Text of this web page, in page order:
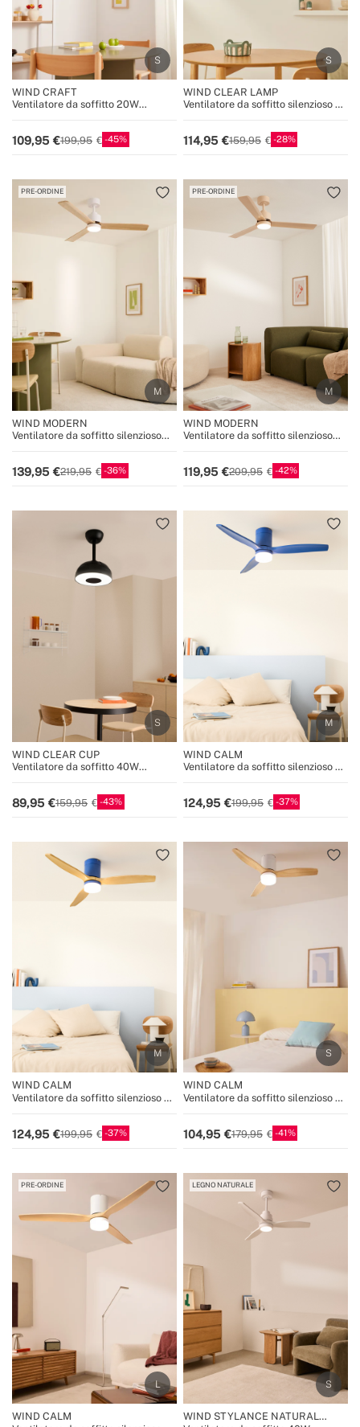
WIND CRAFT
Ventilatore da soffitto 20W
109,95 199,95 45
WIND CLEAR LAMP
Ventilatore da soffitto silenzioso da
114,95 159,95 28
PRE-ORDINE
WIND MODERN
Ventilatore da soffitto silenzioso
139,95 219,95 36
PRE-ORDINE
WIND MODERN
Ventilatore da soffitto silenzioso
119,95 209,95 42
WIND CLEAR CUP
Ventilatore da soffitto 40W
89,95 159,95 43
WIND CALM
Ventilatore da soffitto silenzioso da
124,95 199,95 37
WIND CALM
Ventilatore da soffitto silenzioso da
124,95 199,95 37
WIND CALM
Ventilatore da soffitto silenzioso da
104,95 179,95 41
PRE-ORDINE
WIND CALM
LEGNO NATURALE
WIND STYLANCE NATURAL